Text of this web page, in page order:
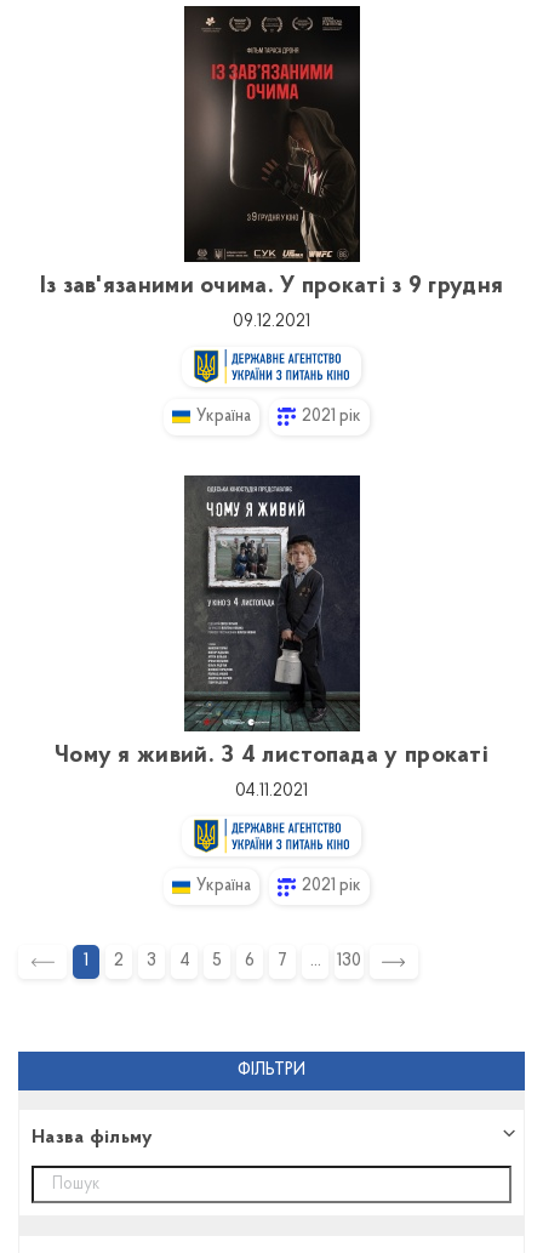
Із зав'язаними очима. У прокаті з 9 грудня
09.12.2021
Україна 2021 рік
Чому я живий. З 4 листопада у прокаті
04.11.2021
Україна 2021 рік
1 2 3 4 5 6 7 130
ФІЛЬТРИ
Назва фільму